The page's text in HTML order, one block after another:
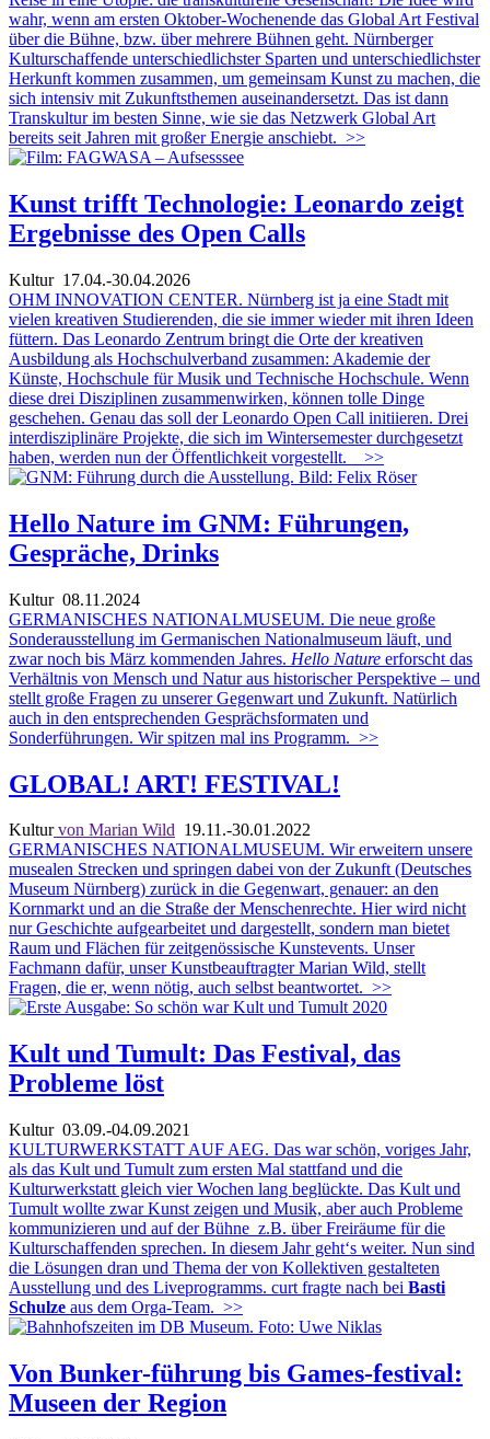
wahr, wenn am ersten Oktober-Wochenende das Global Art Festival
über die Bühne, bzw. über mehrere Bühnen geht. Nürnberger
Kulturschaffende unterschiedlichster Sparten und unterschiedlichster
Herkunft kommen zusammen, um gemeinsam Kunst zu machen, die
sich intensiv mit Zukunftsthemen auseinandersetzt. Das ist dann
Transkultur im besten Sinne, wie sie das Netzwerk Global Art
bereits seit Jahren mit großer Energie anschiebt. >>
Kunst trifft Technologie: Leonardo zeigt
Ergebnisse des Open Calls
Kultur17.04.-30.04.2026
OHM INNOVATION CENTER. Nürnberg ist ja eine Stadt mit
vielen kreativen Studierenden, die sie immer wieder mit ihren Ideen
füttern. Das Leonardo Zentrum bringt die Orte der kreativen
Ausbildung als Hochschulverband zusammen: Akademie der
Künste, Hochschule für Musik und Technische Hochschule. Wenn
diese drei Disziplinen zusammenwirken, können tolle Dinge
geschehen. Genau das soll der Leonardo Open Call initiieren. Drei
interdisziplinäre Projekte, die sich im Wintersemester durchgesetzt
haben, werden nun der Öffentlichkeit vorgestellt.
>>
Hello Nature im GNM: Führungen,
Gespräche, Drinks
Kultur08.11.2024
GERMANISCHES NATIONALMUSEUM. Die neue große
Sonderausstellung im Germanischen Nationalmuseum läuft, und
zwar noch bis März kommenden Jahres. Hello Nature erforscht das
Verhältnis von Mensch und Natur aus historischer Perspektive – und
stellt große Fragen zu unserer Gegenwart und Zukunft. Natürlich
auch in den entsprechenden Gesprächsformaten und
Sonderführungen. Wir spitzen mal ins Programm. >>
GLOBAL! ART! FESTIVAL!
Kulturvon Marian Wild 19.11.-30.01.2022
GERMANISCHES NATIONALMUSEUM. Wir erweitern unsere
musealen Strecken und springen dabei von der Zukunft (Deutsches
Museum Nürnberg) zurück in die Gegenwart, genauer: an den
Kornmarkt und an die Straße der Menschenrechte. Hier wird nicht
nur Geschichte aufgearbeitet und dargestellt, sondern man bietet
Raum und Flächen für zeitgenössische Kunstevents. Unser
Fachmann dafür, unser Kunstbeauftragter Marian Wild, stellt
Fragen, die er, wenn nötig, auch selbst beantwortet. >>
Kult und Tumult: Das Festival, das
Probleme löst
Kultur03.09.-04.09.2021
KULTURWERKSTATT AUF AEG. Das war schön, voriges Jahr,
als das Kult und Tumult zum ersten Mal stattfand und die
Kulturwerkstatt gleich vier Wochen lang beglückte. Das Kult und
Tumult wollte zwar Kunst zeigen und Musik, aber auch Probleme
kommunizieren und auf der Bühne z.B. über Freiräume für die
Kulturschaffenden sprechen. In diesem Jahr geht‘s weiter. Nun sind
die Lösungen dran und Thema der von Kollektiven gestalteten
Ausstellung und des Liveprogramms. curt fragte nach bei Basti
Schulze aus dem Orga-Team. >>
Von Bunker-führung bis Games-festival:
Museen der Region